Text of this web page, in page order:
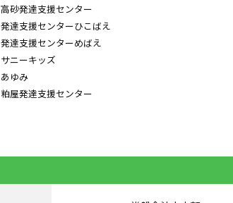
高砂発達支援センター
発達支援センターひこばえ
発達支援センターめばえ
サニーキッズ
あゆみ
粕屋発達支援センター